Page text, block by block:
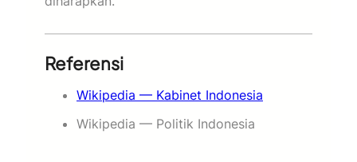
Referensi
Wikipedia — Kabinet Indonesia
Wikipedia — Politik Indonesia